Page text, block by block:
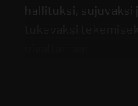
hallituksi,